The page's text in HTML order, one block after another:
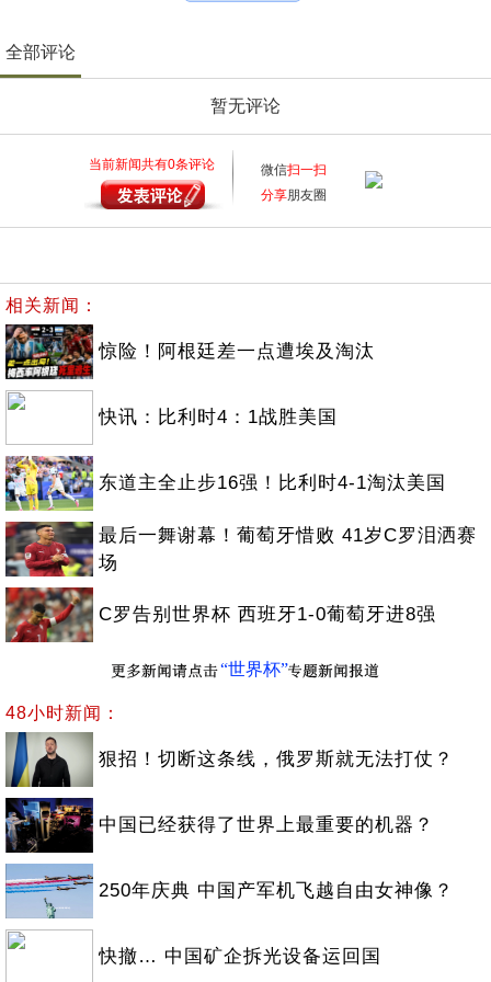
全部评论
暂无评论
当前新闻共有0条评论 微信扫一扫
分享朋友圈
相关新闻：
惊险！阿根廷差一点遭埃及淘汰
快讯：比利时4：1战胜美国
东道主全止步16强！比利时4-1淘汰美国
最后一舞谢幕！葡萄牙惜败 41岁C罗泪洒赛
场
C罗告别世界杯 西班牙1-0葡萄牙进8强
“世界杯”
48小时新闻：
狠招！切断这条线，俄罗斯就无法打仗？
中国已经获得了世界上最重要的机器？
250年庆典 中国产军机飞越自由女神像？
快撤… 中国矿企拆光设备运回国